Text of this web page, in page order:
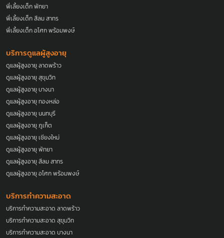
พี่เลี้ยงเด็ก พัทยา
พี่เลี้ยงเด็ก สีลม สาทร
พี่เลี้ยงเด็ก อโศก พร้อมพงษ์
บริการดูแลผู้สูงอายุ
ดูแลผู้สูงอายุ ลาดพร้าว
ดูแลผู้สูงอายุ สุขุมวิท
ดูแลผู้สูงอายุ บางนา
ดูแลผู้สูงอายุ ทองหล่อ
ดูแลผู้สูงอายุ นนทบุรี
ดูแลผู้สูงอายุ ภูเก็ต
ดูแลผู้สูงอายุ เชียงใหม่
ดูแลผู้สูงอายุ พัทยา
ดูแลผู้สูงอายุ สีลม สาทร
ดูแลผู้สูงอายุ อโศก พร้อมพงษ์
บริการทำความสะอาด
บริการทำความสะอาด ลาดพร้าว
บริการทำความสะอาด สุขุมวิท
บริการทำความสะอาด บางนา